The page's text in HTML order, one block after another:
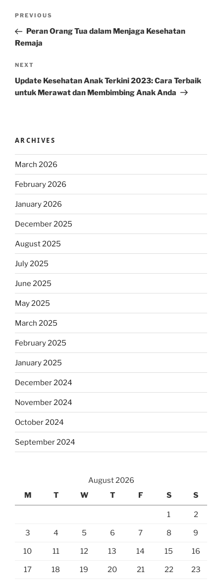
Previous
Post
PREVIOUS
Peran Orang Tua dalam Menjaga Kesehatan
Remaja
Next
Post
NEXT
Update Kesehatan Anak Terkini 2023: Cara Terbaik
untuk Merawat dan Membimbing Anak Anda
ARCHIVES
March 2026
February 2026
January 2026
December 2025
August 2025
July 2025
June 2025
May 2025
March 2025
February 2025
January 2025
December 2024
November 2024
October 2024
September 2024
August 2026
M
T W T F S S
1 2
3 4 5 6 7 8 9
10 11 12 13 14 15 16
17 18 19 20 21 22 23